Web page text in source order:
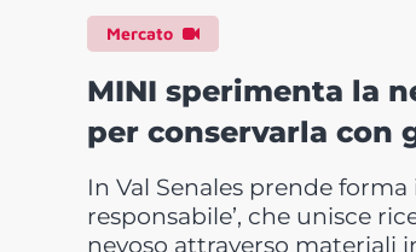
Mercato
MINI sperimenta la
per conservarla con
In Val Senales prende
responsabile’, che unisce
nevoso attraverso materiali